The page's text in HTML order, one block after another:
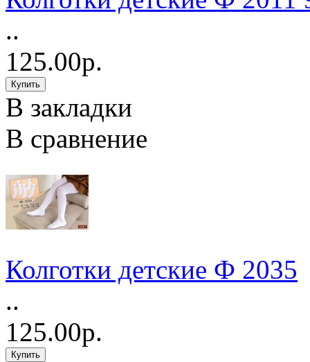
..
125.00р.
В закладки
В сравнение
Колготки детские Ф 2035
..
125.00р.